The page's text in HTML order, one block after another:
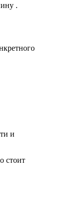
.
и
стоит